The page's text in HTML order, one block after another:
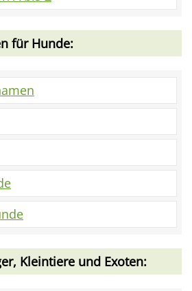
für Hunde:
Kleintiere und Exoten: